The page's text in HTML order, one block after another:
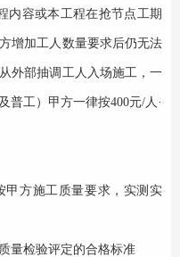
内容或本工程在抢节点工期
增加工人数量要求后仍无法
外部抽调工人入场施工，一
普工）甲方一律按400元/人·
甲方施工质量要求，实测实
量检验评定的合格标准